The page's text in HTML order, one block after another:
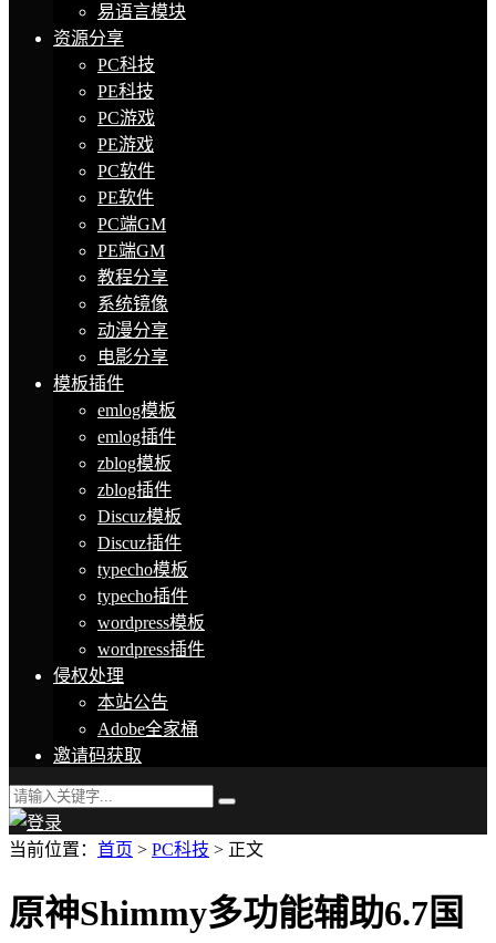
易语言模块
资源分享
PC科技
PE科技
PC游戏
PE游戏
PC软件
PE软件
PC端GM
PE端GM
教程分享
系统镜像
动漫分享
电影分享
模板插件
emlog模板
emlog插件
zblog模板
zblog插件
Discuz模板
Discuz插件
typecho模板
typecho插件
wordpress模板
wordpress插件
侵权处理
本站公告
Adobe全家桶
邀请码获取
当前位置： 首页 > PC科技 > 正文
原神Shimmy多功能辅助6.7国